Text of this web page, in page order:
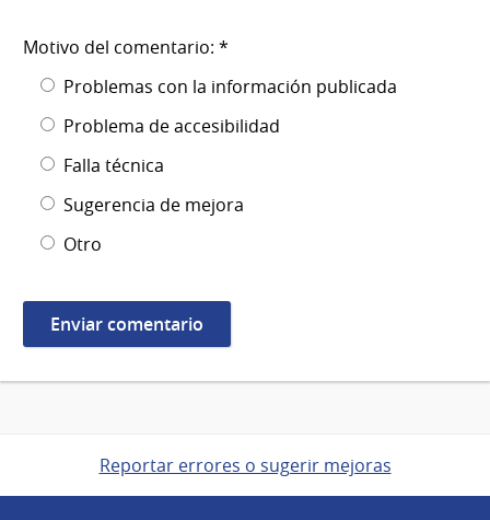
Motivo del comentario: *
Problemas con la información publicada
Problema de accesibilidad
Falla técnica
Sugerencia de mejora
Otro
Reportar errores o sugerir mejoras